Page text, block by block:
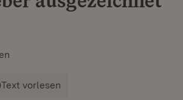
Text vorlesen